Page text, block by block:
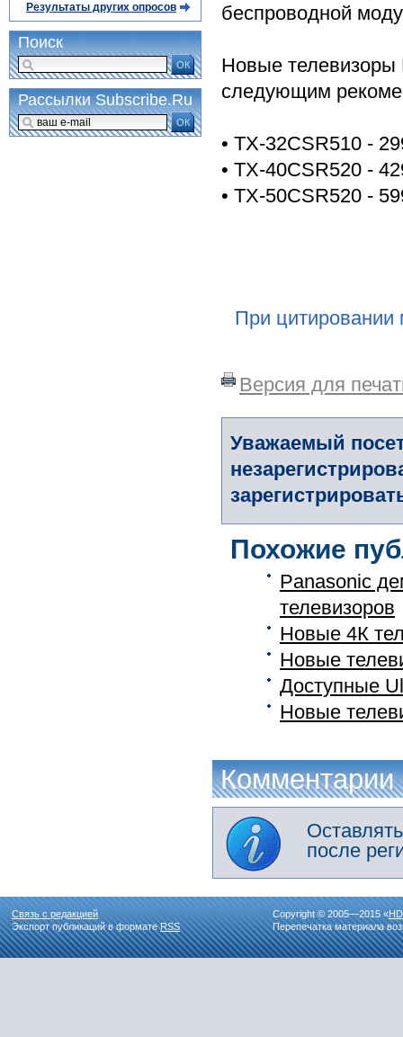
беспроводной
Новые телевизоры
следующим
• TX-32CSR510 -
• TX-40CSR520 -
• TX-50CSR520 -
При цитировании
Версия для
Уважаемый
Похожие
Panasonic
телевизоров
Новые 4К
Новые
Доступные
Новые
Комментарии
после
Результаты других опросов
Поиск
ОК
Рассылки Subscribe.Ru
ОК
Связь с редакцией
Экспорт публикаций в форматеRSS
Copyright © 2005—2015 «
Перепечатка материала